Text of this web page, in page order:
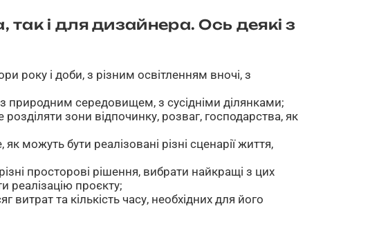
так і для дизайнера. Ось деякі з
року і доби, з різним освітленням вночі, з
природним середовищем, з сусідніми ділянками;
зони відпочинку, розваг, господарства, як
можуть бути реалізовані різні сценарії життя,
просторові рішення, вибрати найкращі з цих
реалізацію проєкту;
та кількість часу, необхідних для його